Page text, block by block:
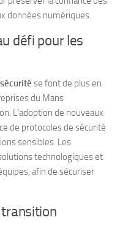
données numériques.
défi pour les
se font de plus en
du Mans
L’adoption de nouveaux
de protocoles de sécurité
sensibles. Les
technologiques et
afin de sécuriser
transition